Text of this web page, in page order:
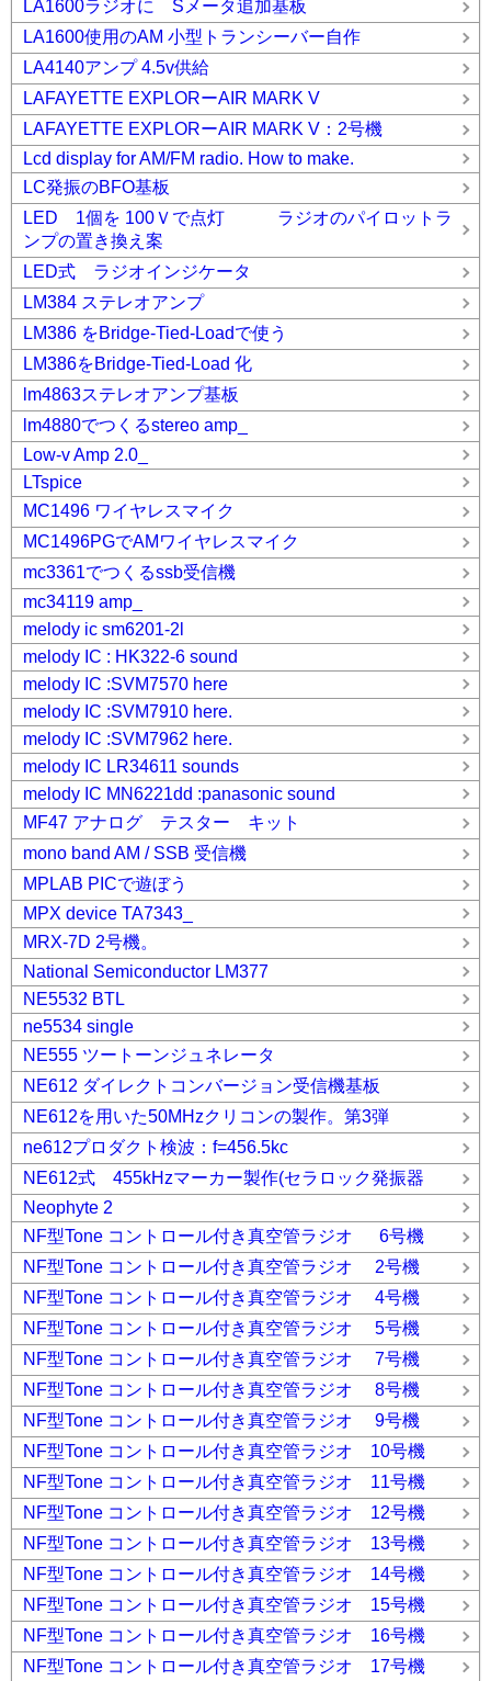
LA1600ラジオに Sメータ追加基板
LA1600使用のAM 小型トランシーバー自作
LA4140アンプ 4.5v供給
LAFAYETTE EXPLORーAIR MARK V
LAFAYETTE EXPLORーAIR MARK V：2号機
Lcd display for AM/FM radio. How to make.
LC発振のBFO基板
LED 1個を 100Ｖで点灯 ラジオのパイロットラ
ンプの置き換え案
LED式 ラジオインジケータ
LM384 ステレオアンプ
LM386 をBridge-Tied-Loadで使う
LM386をBridge-Tied-Load 化
lm4863ステレオアンプ基板
lm4880でつくるstereo amp_
Low-v Amp 2.0_
LTspice
MC1496 ワイヤレスマイク
MC1496PGでAMワイヤレスマイク
mc3361でつくるssb受信機
mc34119 amp_
melody ic sm6201-2l
melody IC : HK322-6 sound
melody IC :SVM7570 here
melody IC :SVM7910 here.
melody IC :SVM7962 here.
melody IC LR34611 sounds
melody IC MN6221dd :panasonic sound
MF47 アナログ テスター キット
mono band AM / SSB 受信機
MPLAB PICで遊ぼう
MPX device TA7343_
MRX-7D 2号機。
National Semiconductor LM377
NE5532 BTL
ne5534 single
NE555 ツートーンジュネレータ
NE612 ダイレクトコンバージョン受信機基板
NE612を用いた50MHzクリコンの製作。第3弾
ne612プロダクト検波：f=456.5kc
NE612式 455kHzマーカー製作(セラロック発振器
Neophyte 2
NF型Tone コントロール付き真空管ラジオ 6号機
NF型Tone コントロール付き真空管ラジオ 2号機
NF型Tone コントロール付き真空管ラジオ 4号機
NF型Tone コントロール付き真空管ラジオ 5号機
NF型Tone コントロール付き真空管ラジオ 7号機
NF型Tone コントロール付き真空管ラジオ 8号機
NF型Tone コントロール付き真空管ラジオ 9号機
NF型Tone コントロール付き真空管ラジオ 10号機
NF型Tone コントロール付き真空管ラジオ 11号機
NF型Tone コントロール付き真空管ラジオ 12号機
NF型Tone コントロール付き真空管ラジオ 13号機
NF型Tone コントロール付き真空管ラジオ 14号機
NF型Tone コントロール付き真空管ラジオ 15号機
NF型Tone コントロール付き真空管ラジオ 16号機
NF型Tone コントロール付き真空管ラジオ 17号機